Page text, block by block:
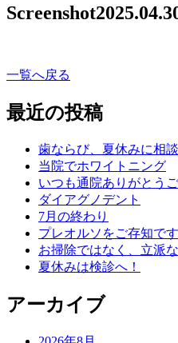
Screenshot
一覧へ戻る
最近の投稿
歯ならび、夏休みに相談
当院でホワイトニング
いつも通院ありがとう
ダイアグノデント
7月の終わり
プレオルソをご存知で
お掃除ではなく、立派
夏休みは検診へ！
アーカイブ